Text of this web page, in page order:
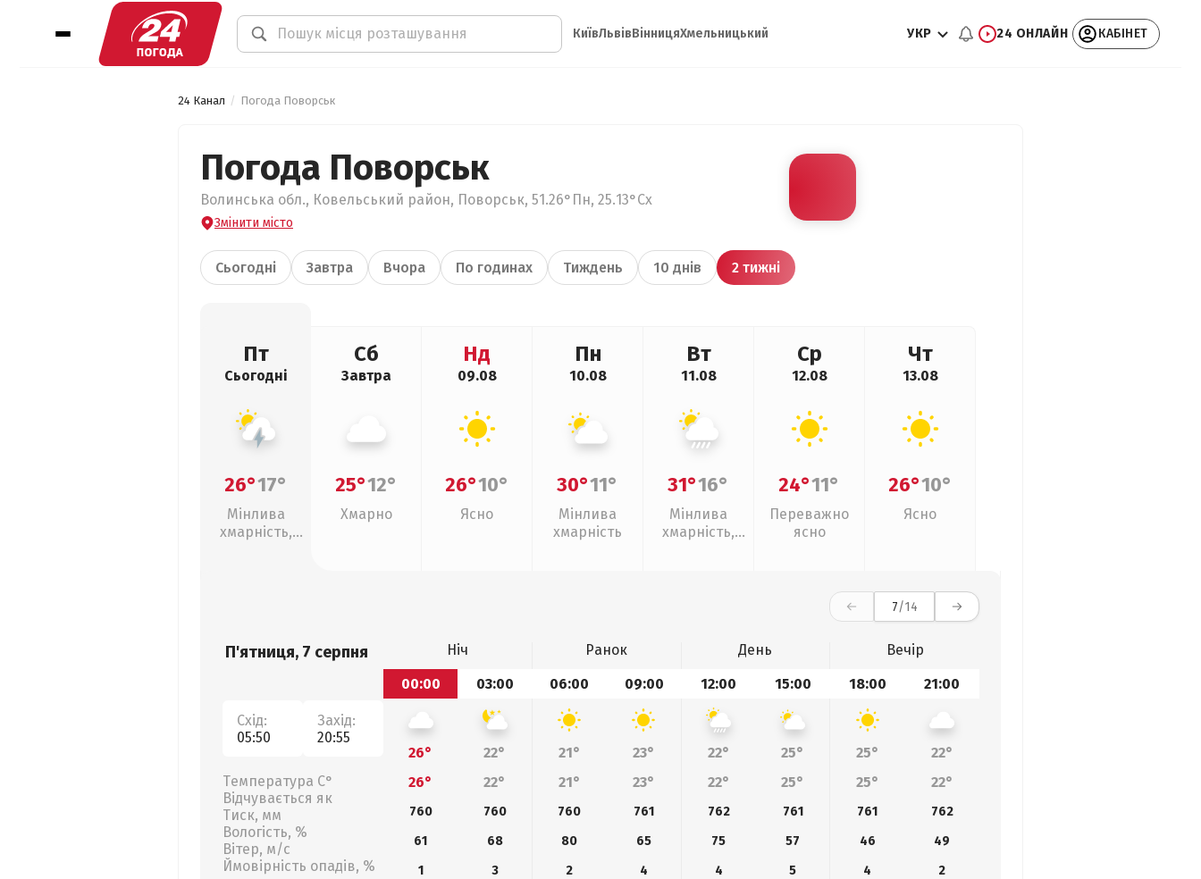
КиївЛьвівВінницяХмельницький УКР 24 ОНЛАЙН КАБІНЕТ
24 Канал Погода Поворськ
Погода Поворськ
Волинська обл., Ковельський район, Поворськ, 51.26°Пн, 25.13°Сх
Змінити місто
Сьогодні Завтра Вчора По годинах Тиждень 10 днів 2 тижні
Пт
Сьогодні
26°17°
Мінлива
хмарність,
Сб
Завтра
25°12°
Хмарно
Нд
09.08
26°10°
Ясно
Пн
10.08
30°11°
Мінлива
хмарність
Вт
11.08
31°16°
Мінлива
хмарність,
Ср
12.08
24°11°
Переважно
ясно
Чт
13.08
26°10°
Ясно
7/14
П'ятниця, 7 серпня
Схід:
05:50
Захід:
20:55
Температура С°
Відчувається як
Тиск, мм
Вологість, %
Вітер, м/с
Ймовірність опадів, %
Ніч Ранок День
Вечір
00:00
03:00 06:00 09:00 12:00 15:00 18:00 21:00
26° 22° 21° 23° 22° 25° 25°
22°
26°
22° 21° 23° 22° 25° 25° 22°
760 760 760 761 762 761 761
762
61
68 80 65 75 57 46
49
1
3 2 4 4 5 4
2